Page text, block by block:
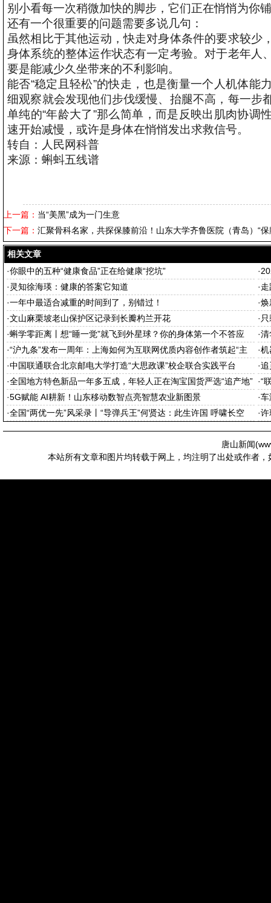
别小看每一次稍微加快的脚步，它们正在悄悄为你
还有一个很重要的问题需要多说几句：
虽然相比于其他运动，快走对身体条件的要求较
身体系统的整体运作状态有一定考验。对于老年人
要是能减少久坐带来的不利影响。
能否“稳定且轻松”的快走，也是衡量一个人机体
细观察就会发现他们步伐缓慢、抬腿不高，每一步
单纯的“年龄大了”那么简单，而是反映出肌肉协
速开始减慢，或许是身体在悄悄发出求救信号。
转自：人民网科普
来源：蝌蚪五线谱
上一篇： 当“美黑”成为一门生意
下一篇： 汇聚骨科名家，共探保膝前沿！山东大学齐鲁医院（青岛）“
相关文章
·你眼中的五种“健康食品”正在给健康“挖坑” ·
· 灵知徐海瑛：健康的答案它知道 ·
·一年中最适合减重的时间到了，别错过！ ·焕
·文山麻栗坡老山保护区记录到长瓣杓兰开花 ·
·蝌学零距离丨想“睡一觉”就飞到外星球？你的身体第一个不答应 ·清
·“沪九条”发布一周年：上海如何为互联网优质内容创作者筑起“主
场”
·机
·中国联通联合北京邮电大学打造“大思政课”校企联合实践平台 ·追
·全国地方特色新品一年多五成，年轻人正在淘宝国货严选“追产地” ·“
·5G赋能 AI耕新！山东移动数智点亮智慧农业新图景 ·车
·全国“两优一先”风采录丨“导弹兵王”何贤达：此生许国 呼啸长空 ·许
唐山新闻(
本站所有文章和图片均转载于网上，均注明了出处或作者